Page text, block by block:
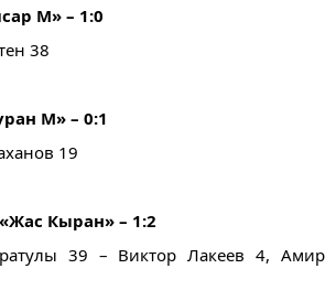
М» – 1:0
38
М» – 0:1
19
Кыран» – 1:2
39 – Виктор Лакеев 4, Амир